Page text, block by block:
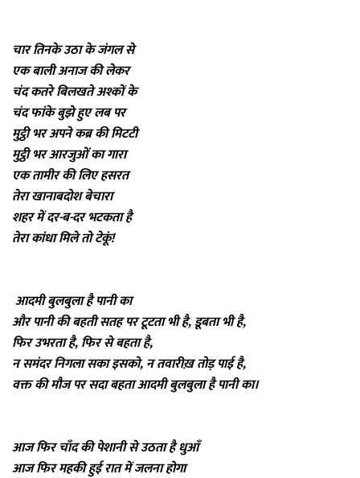
चार तिनके उठा के जंगल से
एक बाली अनाज की लेकर
चंद कतरे बिलखते अश्कों के
चंद फांके बुझे हुए लब पर
मुट्ठीभर अपने कब्र की मिटटी
मुट्ठीभर आरजुओं का गारा
एक तामीर की लिए हसरत
तेरा खानाबदोश बेचारा
शहर में दर-ब-दर भटकता है
तेरा कांधा मिले तो टेकूं!
आदमी बुलबुला है पानी का
और पानी की बहती सतह पर टूटता भी है, डूबता भी है,
फिर उभरता है, फिर से बहता है,
न समंदर निगला सका इसको, न तवारीख़ तोड़ पाई है,
वक्त की मौज पर सदा बहता आदमी बुलबुला है पानी का।
आज फिर चाँद की पेशानी से उठता है धुआँ
आज फिर महकी हुई रात में जलना होगा